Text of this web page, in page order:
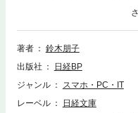
ト、検索、辞書の参照、引用
や、日々の生活や仕事の必需
く、調べもの、ショッピング
聴など、多彩な用途に使える“
たり、効率の良い使い方がわか
でできることの半分も知らずに
便利な設定、必携のアプリなど
著者
鈴木朋子
出版社
日経BP
ジャンル
スマホ・PC・IT
レーベル
日経文庫